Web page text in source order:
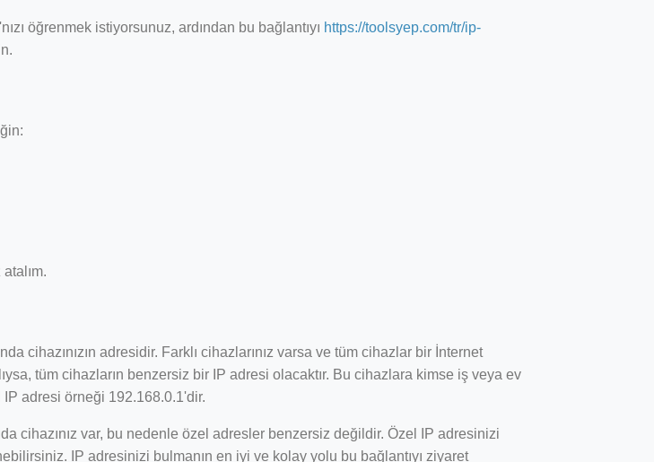
öğrenmek istiyorsunuz, ardından bu bağlantıyı https://toolsyep.com/tr/ip-
cihazınızın adresidir. Farklı cihazlarınız varsa ve tüm cihazlar bir İnternet
tüm cihazların benzersiz bir IP adresi olacaktır. Bu cihazlara kimse iş veya ev
IP adresi örneği 192.168.0.1'dir.
cihazınız var, bu nedenle özel adresler benzersiz değildir. Özel IP adresinizi
IP adresinizi bulmanın en iyi ve kolay yolu bu bağlantıyı ziyaret